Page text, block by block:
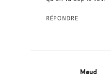
RÉPONDRE
Maud